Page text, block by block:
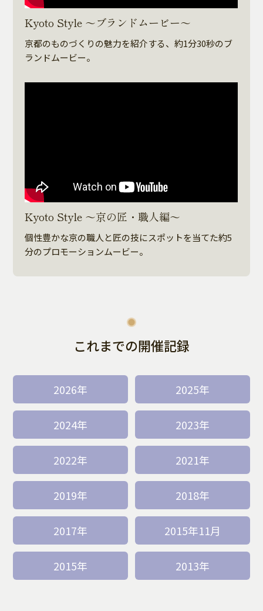
Kyoto Style ～ブランドムービー～
京都のものづくりの魅力を紹介する、約1分30秒のブ
ランドムービー。
Kyoto Style ～京の匠・職人編～
個性豊かな京の職人と匠の技にスポットを当てた約5
分のプロモーションムービー。
これまでの開催記録
2026年 2025年
2024年 2023年
2022年 2021年
2019年 2018年
2017年 2015年11月
2015年 2013年